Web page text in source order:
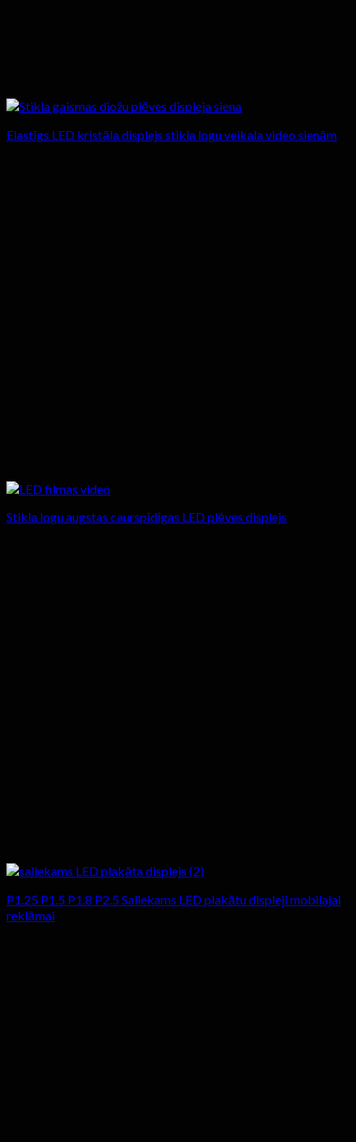
Elastīgs LED kristāla displejs stikla logu veikala video sienām
Stikla logu augstas caurspīdīgas LED plēves displejs
P1.25 P1.5 P1.8 P2.5 Saliekams LED plakātu displeji mobilajai
reklāmai